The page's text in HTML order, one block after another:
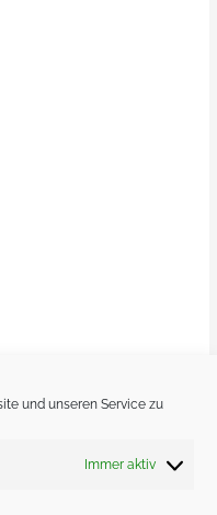
und unseren Service zu
Immer aktiv